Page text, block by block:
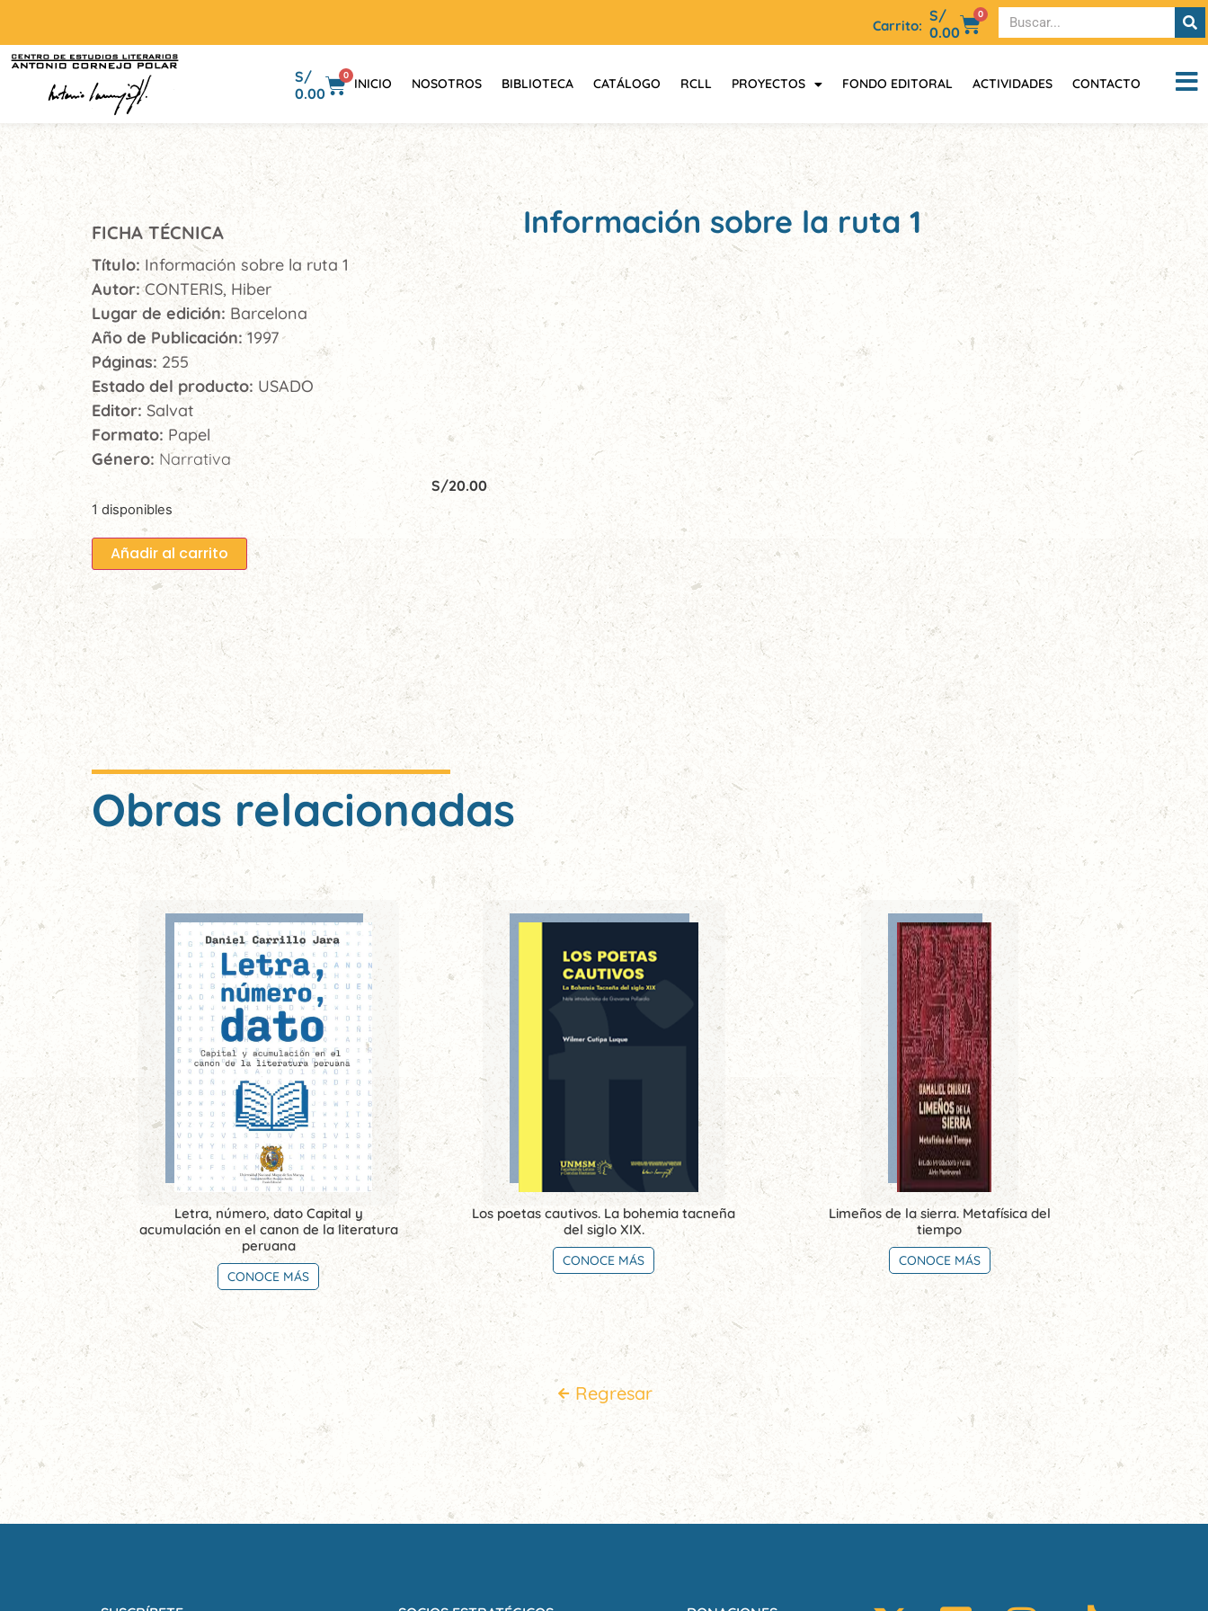
Carrito:
S/
0.00
0
S/
0.00
0
INICIO NOSOTROS BIBLIOTECA CATÁLOGO RCLL PROYECTOS FONDO EDITORAL ACTIVIDADES CONTACTO
FICHA TÉCNICA
Título: Información sobre la ruta 1
Autor:CONTERIS, Hiber
Lugar de edición: Barcelona
Año de Publicación:1997
Páginas: 255
Estado del producto: USADO
Editor: Salvat
Formato: Papel
Género: Narrativa
S/20.00
1 disponibles
Añadir al carrito
Información sobre la ruta 1
Obras relacionadas
Letra, número, dato Capital y
acumulación en el canon de la literatura
peruana
CONOCE MÁS
Los poetas cautivos. La bohemia tacneña
del siglo XIX.
CONOCE MÁS
Limeños de la sierra. Metafísica del
tiempo
CONOCE MÁS
Regresar